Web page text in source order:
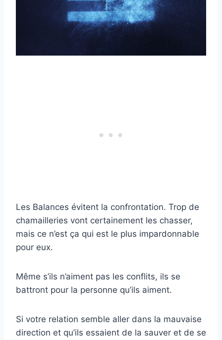
Les Balances évitent la confrontation. Trop de
chamailleries vont certainement les chasser,
mais ce n’est ça qui est le plus impardonnable
pour eux.
Même s’ils n’aiment pas les conflits, ils se
battront pour la personne qu’ils aiment.
Si votre relation semble aller dans la mauvaise
direction et qu’ils essaient de la sauver et de se